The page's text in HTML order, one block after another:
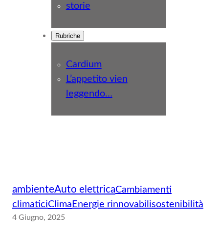
storie
Rubriche
Cardium
L’appetito vien
leggendo…
ambienteAuto elettricaCambiamenti
climaticiClima Energie rinnovabilisostenibilità
4 Giugno, 2025